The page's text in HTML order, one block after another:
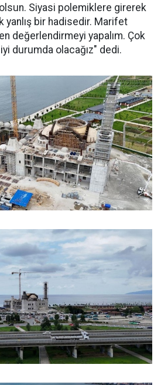
olsun. Siyasi polemiklere girerek
yanlış bir hadisedir. Marifet
değerlendirmeyi yapalım. Çok
durumda olacağız" dedi.